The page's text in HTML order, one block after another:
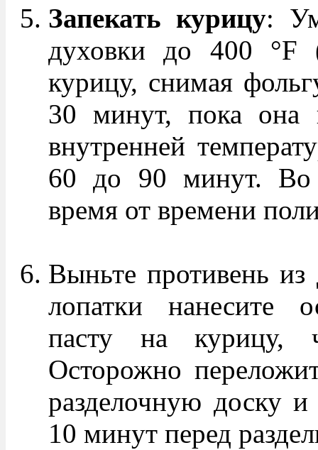
Запекать курицу:
духовки до 400 °F
курицу, снимая
30 минут, пока она
внутренней
60 до 90 минут. Во
время от времени
Выньте противень
лопатки нанесите
пасту на курицу,
Осторожно
разделочную доску
10 минут перед